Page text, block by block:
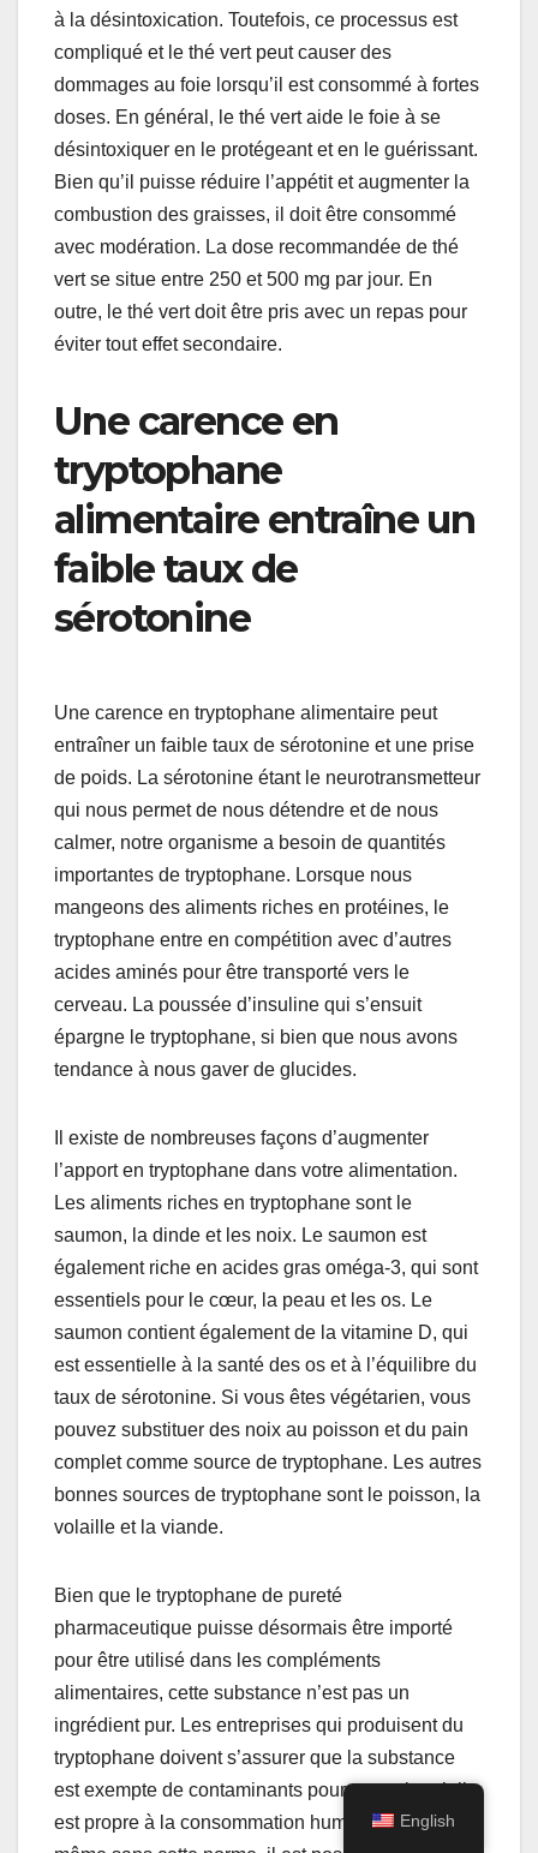
à la désintoxication. Toutefois, ce processus est
compliqué et le thé vert peut causer des
dommages au foie lorsqu’il est consommé à fortes
doses. En général, le thé vert aide le foie à se
désintoxiquer en le protégeant et en le guérissant.
Bien qu’il puisse réduire l’appétit et augmenter la
combustion des graisses, il doit être consommé
avec modération. La dose recommandée de thé
vert se situe entre 250 et 500 mg par jour. En
outre, le thé vert doit être pris avec un repas pour
éviter tout effet secondaire.
Une carence en
tryptophane
alimentaire entraîne un
faible taux de
sérotonine
Une carence en tryptophane alimentaire peut
entraîner un faible taux de sérotonine et une prise
de poids. La sérotonine étant le neurotransmetteur
qui nous permet de nous détendre et de nous
calmer, notre organisme a besoin de quantités
importantes de tryptophane. Lorsque nous
mangeons des aliments riches en protéines, le
tryptophane entre en compétition avec d’autres
acides aminés pour être transporté vers le
cerveau. La poussée d’insuline qui s’ensuit
épargne le tryptophane, si bien que nous avons
tendance à nous gaver de glucides.
Il existe de nombreuses façons d’augmenter
l’apport en tryptophane dans votre alimentation.
Les aliments riches en tryptophane sont le
saumon, la dinde et les noix. Le saumon est
également riche en acides gras oméga-3, qui sont
essentiels pour le cœur, la peau et les os. Le
saumon contient également de la vitamine D, qui
est essentielle à la santé des os et à l’équilibre du
taux de sérotonine. Si vous êtes végétarien, vous
pouvez substituer des noix au poisson et du pain
complet comme source de tryptophane. Les autres
bonnes sources de tryptophane sont le poisson, la
volaille et la viande.
Bien que le tryptophane de pureté
pharmaceutique puisse désormais être importé
pour être utilisé dans les compléments
alimentaires, cette substance n’est pas un
ingrédient pur. Les entreprises qui produisent du
tryptophane doivent s’assurer que la substance
est exempte de contaminants pour garantir qu’elle
est propre à la consommation humaine. Mais
English